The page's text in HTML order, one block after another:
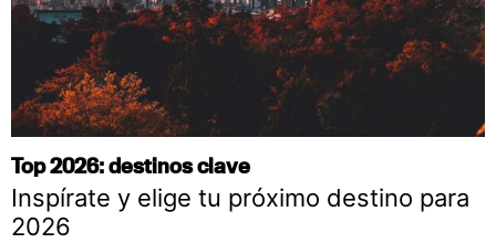
Top 2026: destinos clave
Inspírate y elige tu próximo destino para
2026